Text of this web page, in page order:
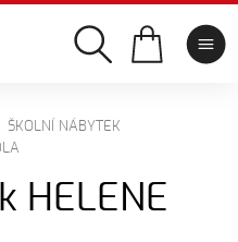
ŠKOLNÍ NÁBYTEK
HELENE